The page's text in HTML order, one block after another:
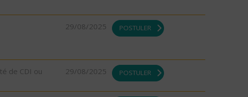
29/08/2025 POSTULER
de CDI ou
29/08/2025 POSTULER